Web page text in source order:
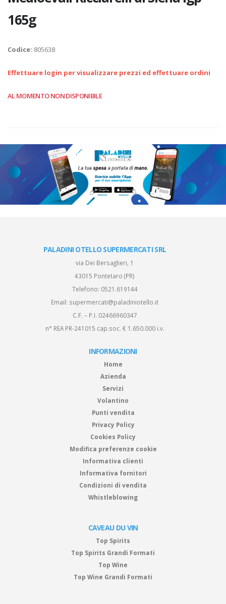
165g
Codice: 805638
Effettuare login per visualizzare prezzi ed effettuare ordini
AL MOMENTO NON DISPONIBILE
PALADINI OTELLO SUPERMERCATI SRL
via Dei Bersaglieri, 1
43015 Pontetaro (PR)
Telefono: 0521.619144
Email: supermercati@paladiniotello.it
C.F. – P.I. 02466960347
n° REA PR-241015 cap.soc. € 1.650.000 i.v.
INFORMAZIONI
Home
Azienda
Servizi
Volantino
Punti vendita
Privacy Policy
Cookies Policy
Modifica preferenze cookie
Informativa clienti
Informativa fornitori
Condizioni di vendita
Whistleblowing
CAVEAU DU VIN
Top Spirits
Top Spirits Grandi Formati
Top Wine
Top Wine Grandi Formati